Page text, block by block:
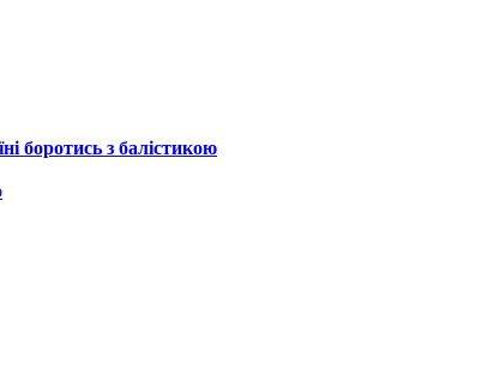
боротись з балістикою